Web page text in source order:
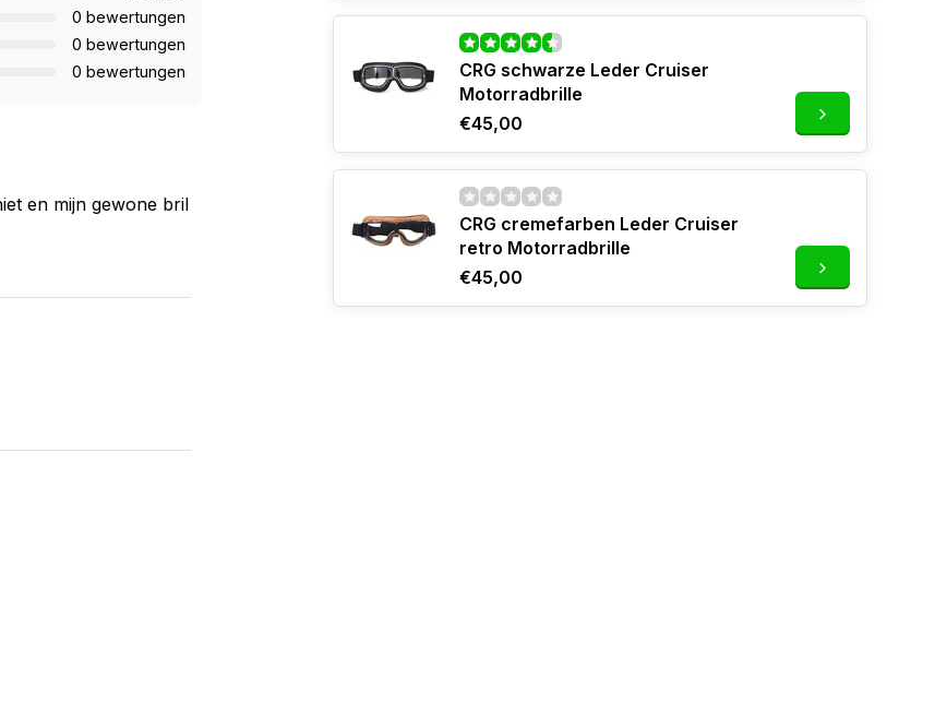
0 bewertungen
0 bewertungen
0 bewertungen
en mijn gewone bril
CRG schwarze Leder Cruiser
Motorradbrille
€45,00
CRG cremefarben Leder Cruiser
retro Motorradbrille
€45,00